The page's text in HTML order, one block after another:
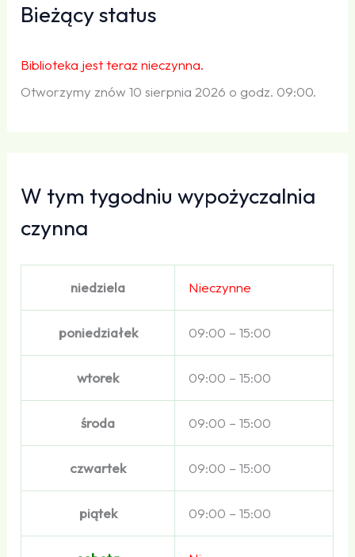
Bieżący status
Biblioteka jest teraz nieczynna.
Otworzymy znów 10 sierpnia 2026 o godz. 09:00.
W tym tygodniu wypożyczalnia
czynna
niedziela Nieczynne
poniedziałek 09:00 – 15:00
wtorek 09:00 – 15:00
środa 09:00 – 15:00
czwartek 09:00 – 15:00
piątek 09:00 – 15:00